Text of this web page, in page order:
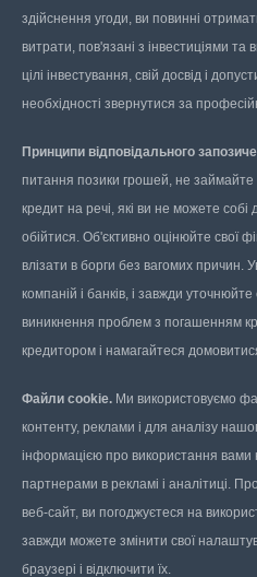
здійснення угоди, ви повинні
витрати, пов'язані з інвестиціями
цілі інвестування, свій досвід і
необхідності звернутися за
Принципи відповідального
питання позики грошей, не займайте
кредит на речі, які ви не можете
обійтися. Об'єктивно оцінюйте свої
влізати в борги без вагомих причин.
компаній і банків, і завжди
виникнення проблем з погашенням
кредитором і намагайтеся
Файли cookie. Ми використовуємо
контенту, реклами і для аналізу
інформацією про використання
партнерами в рекламі і аналітиці.
веб-сайт, ви погоджуєтеся на
завжди можете змінити свої
браузері і відключити їх.